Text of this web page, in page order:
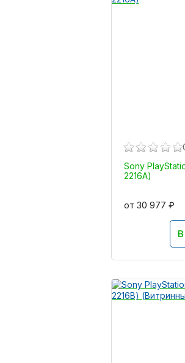
Sony
2216A)
от 30 977 ₽